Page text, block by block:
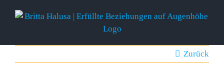
Inhalt
Zurück